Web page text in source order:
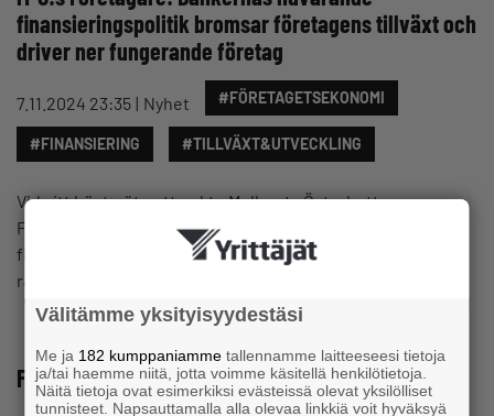
finansieringspolitik bromsar företagens tillväxt och
driver ner fungerande företag
7.11.2024 23:35 Nyhet #FÖRETAGETSEKONOMI
#FINANSIERING #TILLVÄXT&UTVECKLING
Vid sitt höstmöte uttryckte Mellersta Österbottens
Företagare sin oro över bankernas nuvarande
finansieringspolitik. Företagare från olika branscher har
rapporterat att…
Företagsfinansiering
Välitämme yksityisyydestäsi
Me ja 182 kumppaniamme tallennamme laitteeseesi tietoja
ja/tai haemme niitä, jotta voimme käsitellä henkilötietoja.
Näitä tietoja ovat esimerkiksi evästeissä olevat yksilölliset
tunnisteet. Napsauttamalla alla olevaa linkkiä voit hyväksyä